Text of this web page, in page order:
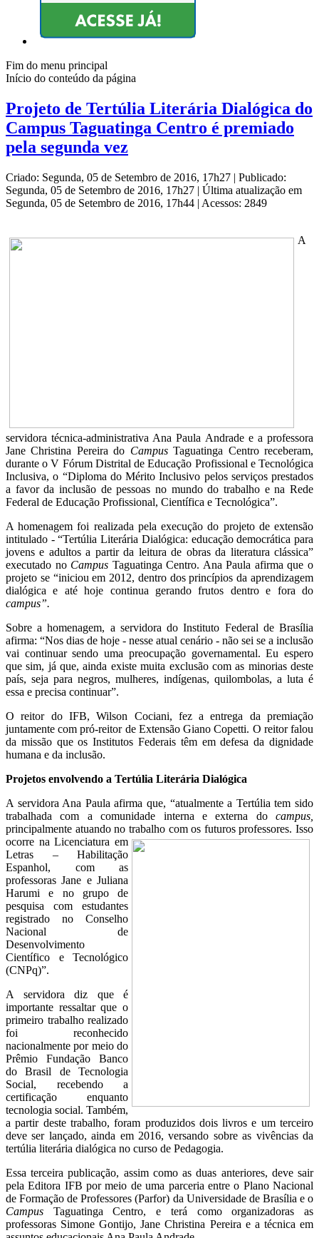
Fim do menu principal
Início do conteúdo da página
Projeto de Tertúlia Literária Dialógica do
Campus Taguatinga Centro é premiado
pela segunda vez
Criado: Segunda, 05 de Setembro de 2016, 17h27 | Publicado:
Segunda, 05 de Setembro de 2016, 17h27 | Última atualização em
Segunda, 05 de Setembro de 2016, 17h44 | Acessos: 2849
A
servidora técnica-administrativa Ana Paula Andrade e a professora
Jane Christina Pereira do CampusTaguatinga Centro receberam,
durante o V Fórum Distrital de Educação Profissional e Tecnológica
Inclusiva, o “Diploma do Mérito Inclusivo pelos serviços prestados
a favor da inclusão de pessoas no mundo do trabalho e na Rede
Federal de Educação Profissional, Científica e Tecnológica”.
A homenagem foi realizada pela execução do projeto de extensão
intitulado - “Tertúlia Literária Dialógica: educação democrática para
jovens e adultos a partir da leitura de obras da literatura clássica”
executado no Campus Taguatinga Centro. Ana Paula afirma que o
projeto se “iniciou em 2012, dentro dos princípios da aprendizagem
dialógica e até hoje continua gerando frutos dentro e fora do
campus”.
Sobre a homenagem, a servidora do Instituto Federal de Brasília
afirma: “Nos dias de hoje - nesse atual cenário - não sei se a inclusão
vai continuar sendo uma preocupação governamental. Eu espero
que sim, já que, ainda existe muita exclusão com as minorias deste
país, seja para negros, mulheres, indígenas, quilombolas, a luta é
essa e precisa continuar”.
O reitor do IFB, Wilson Cociani, fez a entrega da premiação
juntamente com pró-reitor de Extensão Giano Copetti. O reitor falou
da missão que os Institutos Federais têm em defesa da dignidade
humana e da inclusão.
Projetos envolvendo a Tertúlia Literária Dialógica
A servidora Ana Paula afirma que, “atualmente a Tertúlia tem sido
trabalhada com a comunidade interna e externa do campus,
principalmente atuando no trabalho comos futuros professores. Isso
ocorre na Licenciatura em
Letras – Habilitação
Espanhol, com as
professoras Jane e Juliana
Harumi e no grupo de
pesquisa com estudantes
registrado no Conselho
Nacional de
Desenvolvimento
Científico e Tecnológico
(CNPq)”.
A servidora diz que é
importante ressaltar que o
primeiro trabalho realizado
foi reconhecido
nacionalmente por meio do
Prêmio Fundação Banco
do Brasil de Tecnologia
Social, recebendo a
certificação enquanto
tecnologia social. Também,
a partir deste trabalho, foram produzidos dois livros e um terceiro
deve ser lançado, ainda em 2016, versando sobre as vivências da
tertúlia literária dialógica no curso de Pedagogia.
Essa terceira publicação, assim como as duas anteriores, deve sair
pela Editora IFB por meio de uma parceria entre o Plano Nacional
de Formação de Professores (Parfor) da Universidade de Brasília e o
Campus Taguatinga Centro, e terá como organizadoras as
professoras Simone Gontijo, Jane Christina Pereira e a técnica em